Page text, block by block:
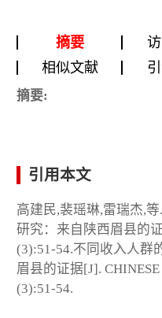
摘要
相似文献
摘要:
引用本文
高建民,裴瑶琳,雷瑞杰,
研究：来自陕西眉县的
(3):51-54.不同收入人群
眉县的证据[J].
(3):51-54.